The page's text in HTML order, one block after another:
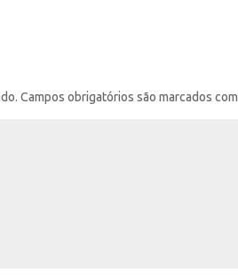
Campos obrigatórios são marcados com